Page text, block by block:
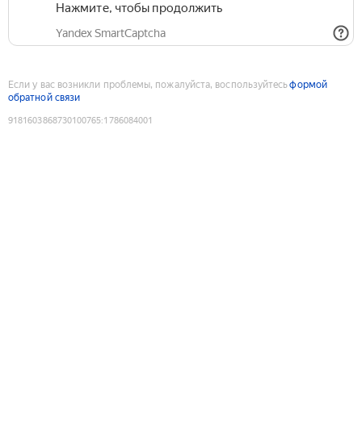
Нажмите, чтобы продолжить
Yandex SmartCaptcha
Если у вас возникли проблемы, пожалуйста, воспользуйтесьформой
обратной связи
9181603868730100765:1786084001